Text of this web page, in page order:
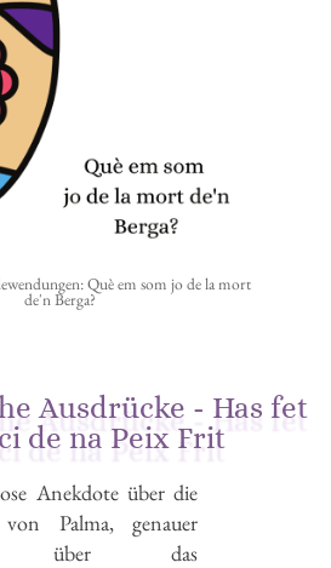
Què em som jo de la mort
de'n Berga?
Ausdrücke - Has fet
de na Peix Frit
Anekdote über die
Palma, genauer
über das